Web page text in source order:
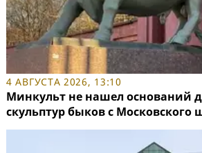
4 АВГУСТА 2026, 13:10
Минкульт не нашел оснований
скульптур быков с Московского